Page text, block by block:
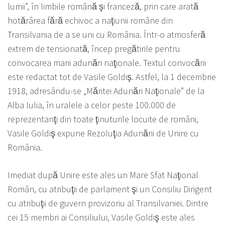
lumii”, în limbile română şi franceză, prin care arată
hotărârea fără echivoc a naţiunii române din
Transilvania de a se uni cu România. Într-o atmosferă
extrem de tensionată, încep pregătirile pentru
convocarea marii adunări naţionale. Textul convocării
este redactat tot de Vasile Goldiş. Astfel, la 1 decembrie
1918, adresându-se „Măritei Adunări Naţionale” de la
Alba Iulia, în uralele a celor peste 100.000 de
reprezentanţi din toate ţinuturile locuite de români,
Vasile Goldiş expune Rezoluţia Adunării de Unire cu
România.
Imediat după Unire este ales un Mare Sfat Naţional
Român, cu atribuţii de parlament şi un Consiliu Dirigent
cu atribuţii de guvern provizoriu al Transilvaniei. Dintre
cei 15 membri ai Consiliului, Vasile Goldiş este ales